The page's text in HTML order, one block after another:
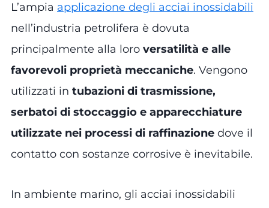
L’ampia applicazione degli acciai inossidabili
nell’industria petrolifera è dovuta
principalmente alla loro versatilità e alle
favorevoli proprietà meccaniche. Vengono
utilizzati in tubazioni di trasmissione,
serbatoi di stoccaggio e apparecchiature
utilizzate nei processi di raffinazione dove il
contatto con sostanze corrosive è inevitabile.
In ambiente marino, gli acciai inossidabili